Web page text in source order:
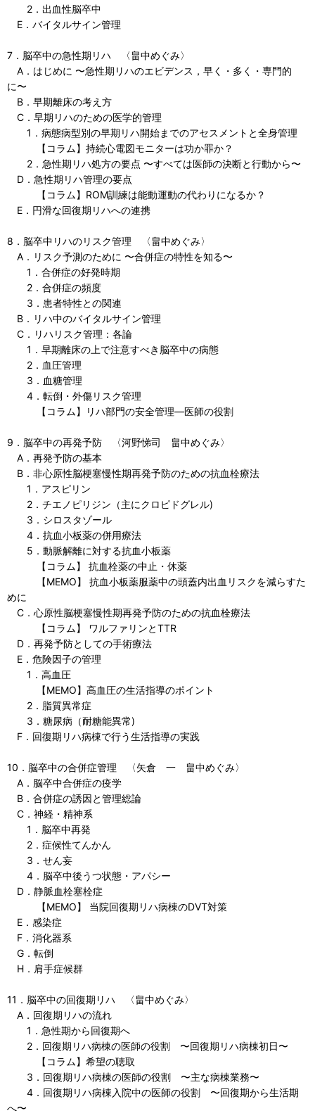
2．出血性脳卒中
E．バイタルサイン管理
7．脳卒中の急性期リハ 〈畠中めぐみ〉
A．はじめに 〜急性期リハのエビデンス，早く・多く・専門的
に〜
B．早期離床の考え方
C．早期リハのための医学的管理
1．病態病型別の早期リハ開始までのアセスメントと全身管理
【コラム】持続心電図モニターは功か罪か？
2．急性期リハ処方の要点 〜すべては医師の決断と行動から〜
D．急性期リハ管理の要点
【コラム】ROM訓練は能動運動の代わりになるか？
E．円滑な回復期リハへの連携
8．脳卒中リハのリスク管理 〈畠中めぐみ〉
A．リスク予測のために 〜合併症の特性を知る〜
1．合併症の好発時期
2．合併症の頻度
3．患者特性との関連
B．リハ中のバイタルサイン管理
C．リハリスク管理：各論
1．早期離床の上で注意すべき脳卒中の病態
2．血圧管理
3．血糖管理
4．転倒・外傷リスク管理
【コラム】リハ部門の安全管理—医師の役割
9．脳卒中の再発予防 〈河野悌司 畠中めぐみ〉
A．再発予防の基本
B．非心原性脳梗塞慢性期再発予防のための抗血栓療法
1．アスピリン
2．チエノピリジン（主にクロピドグレル)
3．シロスタゾール
4．抗血小板薬の併用療法
5．動脈解離に対する抗血小板薬
【コラム】 抗血栓薬の中止・休薬
【MEMO】 抗血小板薬服薬中の頭蓋内出血リスクを減らすた
めに
C．心原性脳梗塞慢性期再発予防のための抗血栓療法
【コラム】 ワルファリンとTTR
D．再発予防としての手術療法
E．危険因子の管理
1．高血圧
【MEMO】高血圧の生活指導のポイント
2．脂質異常症
3．糖尿病（耐糖能異常)
F．回復期リハ病棟で行う生活指導の実践
10．脳卒中の合併症管理 〈矢倉 一 畠中めぐみ〉
A．脳卒中合併症の疫学
B．合併症の誘因と管理総論
C．神経・精神系
1．脳卒中再発
2．症候性てんかん
3．せん妄
4．脳卒中後うつ状態・アパシー
D．静脈血栓塞栓症
【MEMO】 当院回復期リハ病棟のDVT対策
E．感染症
F．消化器系
G．転倒
H．肩手症候群
11．脳卒中の回復期リハ 〈畠中めぐみ〉
A．回復期リハの流れ
1．急性期から回復期へ
2．回復期リハ病棟の医師の役割 〜回復期リハ病棟初日〜
【コラム】希望の聴取
3．回復期リハ病棟の医師の役割 〜主な病棟業務〜
4．回復期リハ病棟入院中の医師の役割 〜回復期から生活期
へ〜